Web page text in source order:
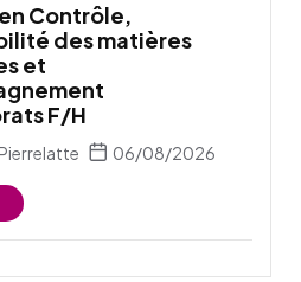
Contrôle,
des matières
et
F/H
06/08/2026